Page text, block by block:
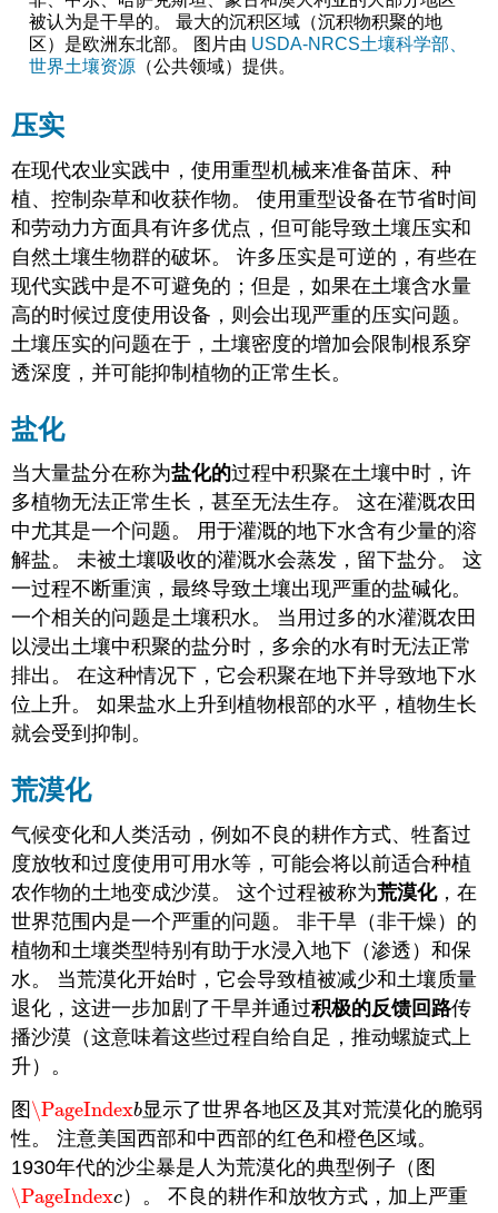
被认为是干旱的。 最大的沉积区域（沉积物积聚的地
区）是欧洲东北部。 图片由 USDA-NRCS土壤科学部、
世界土壤资源（公共领域）提供。
压实
在现代农业实践中，使用重型机械来准备苗床、种
植、控制杂草和收获作物。 使用重型设备在节省时间
和劳动力方面具有许多优点，但可能导致土壤压实和
自然土壤生物群的破坏。 许多压实是可逆的，有些在
现代实践中是不可避免的；但是，如果在土壤含水量
高的时候过度使用设备，则会出现严重的压实问题。
土壤压实的问题在于，土壤密度的增加会限制根系穿
透深度，并可能抑制植物的正常生长。
盐化
当大量盐分在称为盐化的过程中积聚在土壤中时，许
多植物无法正常生长，甚至无法生存。 这在灌溉农田
中尤其是一个问题。 用于灌溉的地下水含有少量的溶
解盐。 未被土壤吸收的灌溉水会蒸发，留下盐分。 这
一过程不断重演，最终导致土壤出现严重的盐碱化。
一个相关的问题是土壤积水。 当用过多的水灌溉农田
以浸出土壤中积聚的盐分时，多余的水有时无法正常
排出。 在这种情况下，它会积聚在地下并导致地下水
位上升。 如果盐水上升到植物根部的水平，植物生长
就会受到抑制。
荒漠化
气候变化和人类活动，例如不良的耕作方式、牲畜过
度放牧和过度使用可用水等，可能会将以前适合种植
农作物的土地变成沙漠。 这个过程被称为荒漠化，在
世界范围内是一个严重的问题。 非干旱（非干燥）的
植物和土壤类型特别有助于水浸入地下（渗透）和保
水。 当荒漠化开始时，它会导致植被减少和土壤质量
退化，这进一步加剧了干旱并通过积极的反馈回路传
播沙漠（这意味着这些过程自给自足，推动螺旋式上
升）。
图 \PageIndexb
\PageIndexb显示了世界各地区及其对荒漠化的脆弱
性。 注意美国西部和中西部的红色和橙色区域。
1930年代的沙尘暴是人为荒漠化的典型例子（图
\PageIndexc
\PageIndexc）。 不良的耕作和放牧方式，加上严重